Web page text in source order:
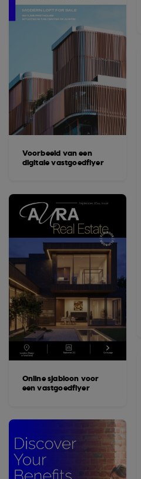
Voorbeeld van een
digitale vastgoedflyer
Online sjabloon voor
een vastgoedflyer